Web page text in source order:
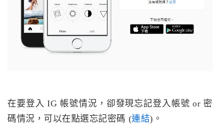
在要登入 IG 帳號情況，卻發現忘記登入帳號 or 密
碼情況，可以在點選忘記密碼 (連結)。